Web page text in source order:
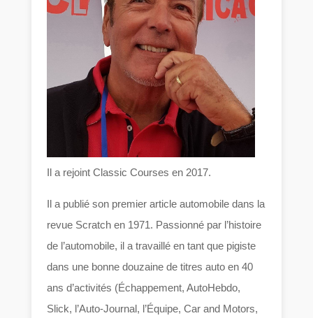
Il a rejoint Classic Courses en 2017.
Il a publié son premier article automobile dans la
revue Scratch en 1971. Passionné par l’histoire
de l’automobile, il a travaillé en tant que pigiste
dans une bonne douzaine de titres auto en 40
ans d’activités (Échappement, AutoHebdo,
Slick, l’Auto-Journal, l’Équipe, Car and Motors,